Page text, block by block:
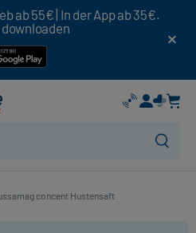
ab 55€ | In der App ab 35€.
concent Hustensaft